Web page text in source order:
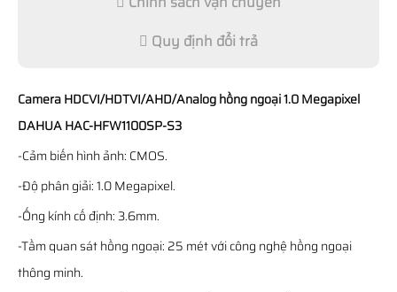
Quy định đổi trả
Camera HDCVI/HDTVI/AHD/Analog hồng ngoại 1.0 Megapixel
DAHUA HAC-HFW1100SP-S3
-Cảm biến hình ảnh: CMOS.
-Độ phân giải: 1.0 Megapixel.
-Ống kính cố định: 3.6mm.
-Tầm quan sát hồng ngoại: 25 mét với công nghệ hồng ngoại
thông minh.